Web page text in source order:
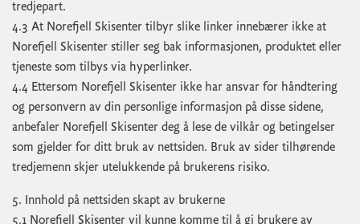
tredjepart.
4.3 At Norefjell Skisenter tilbyr slike linker innebærer ikke at
Norefjell Skisenter stiller seg bak informasjonen, produktet eller
tjeneste som tilbys via hyperlinker.
4.4 Ettersom Norefjell Skisenter ikke har ansvar for håndtering
og personvern av din personlige informasjon på disse sidene,
anbefaler Norefjell Skisenter deg å lese de vilkår og betingelser
som gjelder for ditt bruk av nettsiden. Bruk av sider tilhørende
tredjemenn skjer utelukkende på brukerens risiko.
5. Innhold på nettsiden skapt av brukerne
5.1 Norefjell Skisenter vil kunne komme til å gi brukere av